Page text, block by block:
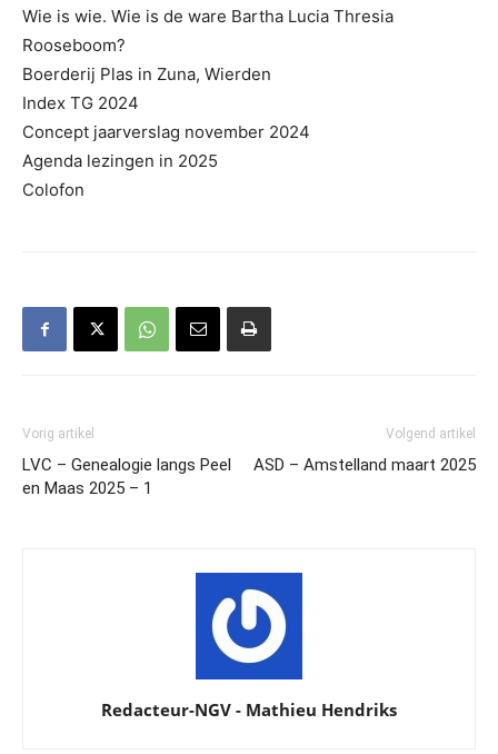
Wie is wie. Wie is de ware Bartha Lucia Thresia
Rooseboom?
Boerderij Plas in Zuna, Wierden
Index TG 2024
Concept jaarverslag november 2024
Agenda lezingen in 2025
Colofon
Vorig artikel
LVC – Genealogie langs Peel
en Maas 2025 – 1
Volgend artikel
ASD – Amstelland maart 2025
Redacteur-NGV - Mathieu Hendriks